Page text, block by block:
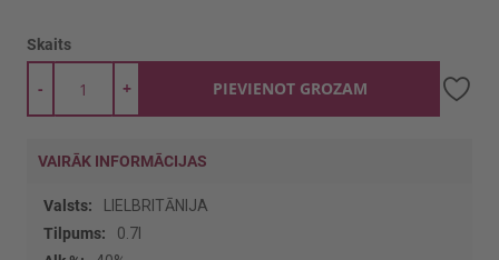
Skaits
+
- PIEVIENOT GROZAM
VAIRĀK INFORMĀCIJAS
Vairāk
informācijas
LIELBRITĀNIJA
0.7l